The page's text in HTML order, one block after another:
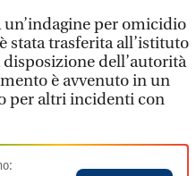
un’indagine per omicidio
stata trasferita all’istituto
dell’autorità
è avvenuto in un
per altri incidenti con